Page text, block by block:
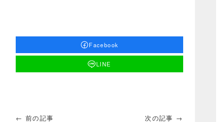
Facebook
LINE
← 前の記事 次の記事 →